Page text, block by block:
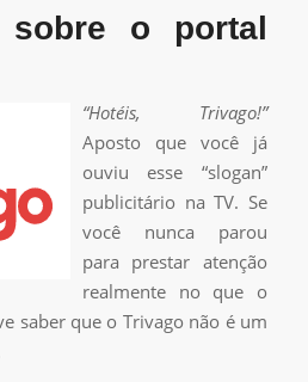
o portal
“Hotéis, Trivago!”
Aposto que você já
ouviu esse “slogan”
publicitário na TV. Se
você nunca parou
para prestar atenção
realmente no que o
saber que o Trivago não é um